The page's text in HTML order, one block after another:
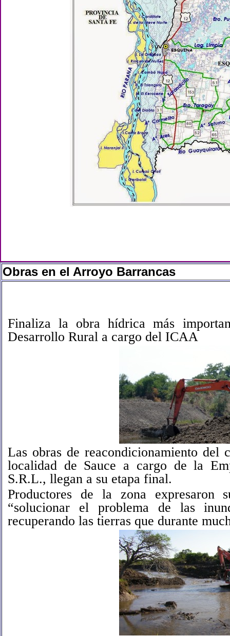
Obras en el Arroyo Barrancas
Finaliza la obra hídrica más
Desarrollo Rural a cargo del ICAA
Las obras de reacondicionamiento del
localidad de Sauce a cargo de la
S.R.L., llegan a su etapa final.
Productores de la zona expresaron
“solucionar el problema de las
recuperando las tierras que durante